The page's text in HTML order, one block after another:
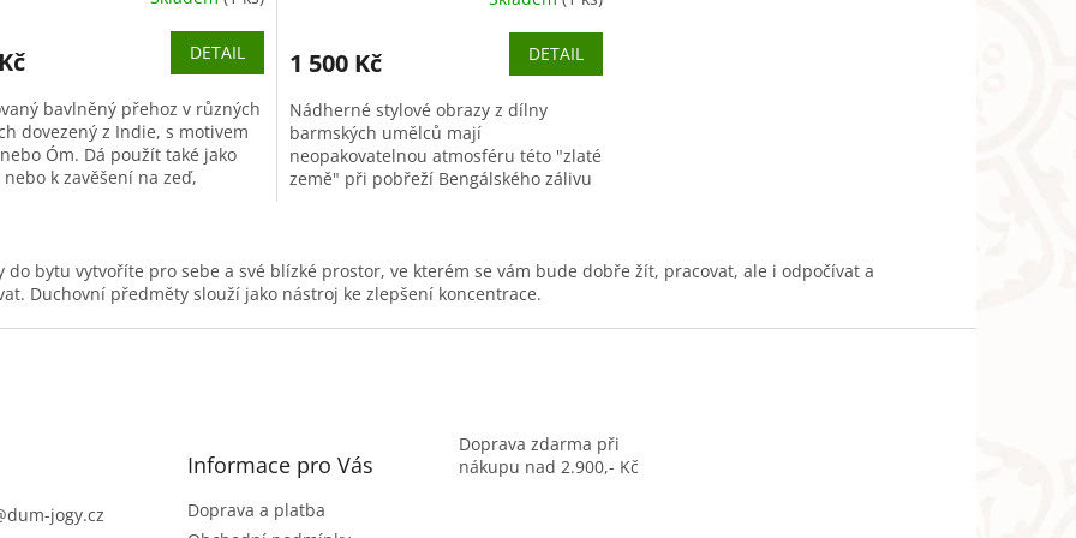
DETAIL
bavlněný přehoz v různých
dovezený z Indie, s motivem
Óm. Dá použít také jako
k zavěšení na zeď,
1 500 Kč DETAIL
Nádherné stylové obrazy z dílny
barmských umělců mají
neopakovatelnou atmosféru této "zlaté
země" při pobřeží Bengálského zálivu
v
l
á
d
do bytu vytvoříte pro sebe a své blízké prostor, ve kterém se vám bude dobře žít, pracovat, ale i odpočívat a
Duchovní předměty slouží jako nástroj ke zlepšení koncentrace.
dum-jogy.cz
Informace pro Vás
Doprava a platba
Doprava zdarma při
nákupu nad 2.900,- Kč